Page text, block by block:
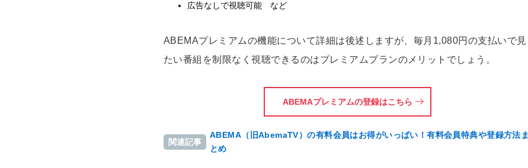
広告なしで視聴可能 など
ABEMAプレミアムの機能について詳細は後述しますが、毎月1,080円の支払いで見
たい番組を制限なく視聴できるのはプレミアムプランのメリットでしょう。
ABEMAプレミアムの登録はこちら
関連記事
ABEMA（旧AbemaTV）の有料会員はお得がいっぱい！有料会員特典や登録方法ま
とめ